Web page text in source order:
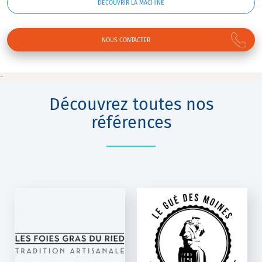
DÉCOUVRIR LA MACHINE
NOUS CONTACTER
-
Découvrez toutes nos
références